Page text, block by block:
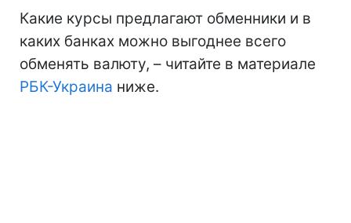
Какие курсы предлагают обменники и в
каких банках можно выгоднее всего
обменять валюту, – читайте в материале
РБК-Украина ниже.